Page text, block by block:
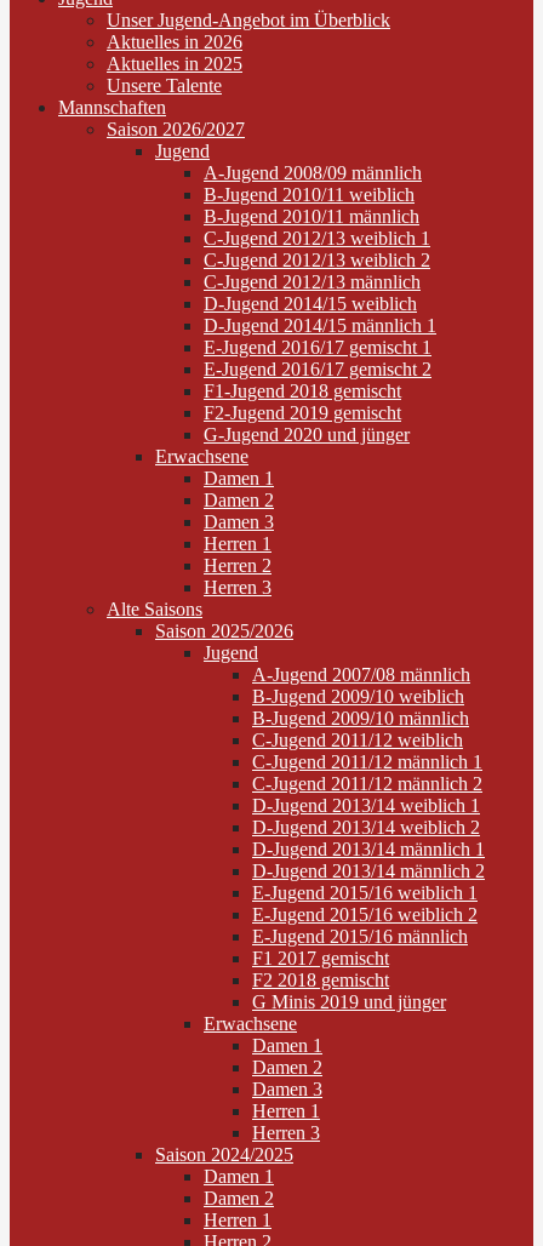
Unser Jugend-Angebot im Überblick
Aktuelles in 2026
Aktuelles in 2025
Unsere Talente
Mannschaften
Saison 2026/2027
Jugend
A-Jugend 2008/09 männlich
B-Jugend 2010/11 weiblich
B-Jugend 2010/11 männlich
C-Jugend 2012/13 weiblich 1
C-Jugend 2012/13 weiblich 2
C-Jugend 2012/13 männlich
D-Jugend 2014/15 weiblich
D-Jugend 2014/15 männlich 1
E-Jugend 2016/17 gemischt 1
E-Jugend 2016/17 gemischt 2
F1-Jugend 2018 gemischt
F2-Jugend 2019 gemischt
G-Jugend 2020 und jünger
Erwachsene
Damen 1
Damen 2
Damen 3
Herren 1
Herren 2
Herren 3
Alte Saisons
Saison 2025/2026
Jugend
A-Jugend 2007/08 männlich
B-Jugend 2009/10 weiblich
B-Jugend 2009/10 männlich
C-Jugend 2011/12 weiblich
C-Jugend 2011/12 männlich 1
C-Jugend 2011/12 männlich 2
D-Jugend 2013/14 weiblich 1
D-Jugend 2013/14 weiblich 2
D-Jugend 2013/14 männlich 1
D-Jugend 2013/14 männlich 2
E-Jugend 2015/16 weiblich 1
E-Jugend 2015/16 weiblich 2
E-Jugend 2015/16 männlich
F1 2017 gemischt
F2 2018 gemischt
G Minis 2019 und jünger
Erwachsene
Damen 1
Damen 2
Damen 3
Herren 1
Herren 3
Saison 2024/2025
Damen 1
Damen 2
Herren 1
Herren 2